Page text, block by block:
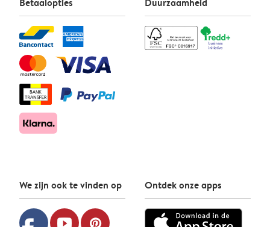
We zijn ook te vinden op
youtube pinterest
Ontdek onze apps